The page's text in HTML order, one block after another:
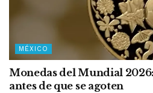
MÉXICO
Monedas del Mundial
antes de que se agoten